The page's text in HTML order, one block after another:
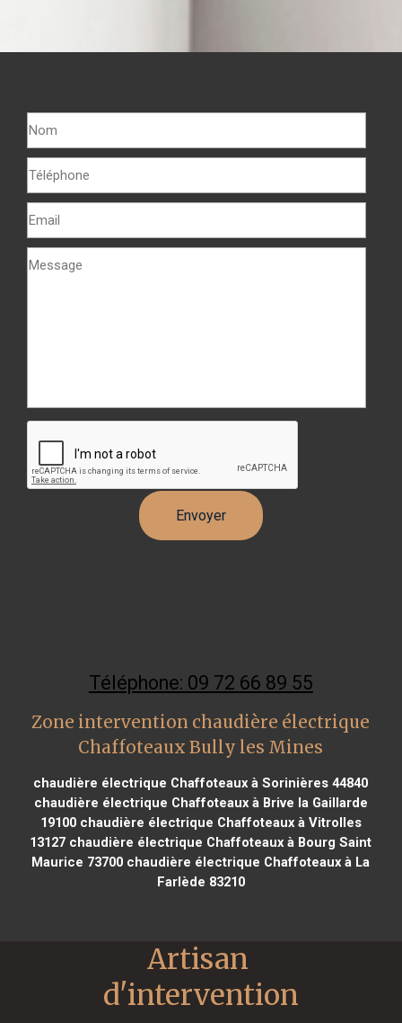
Téléphone: 09 72 66 89 55
Zone intervention chaudière électrique
Chaffoteaux Bully les Mines
chaudière électrique Chaffoteaux à Sorinières 44840
chaudière électrique Chaffoteaux à Brive la Gaillarde
19100chaudière électrique Chaffoteaux à Vitrolles
13127 chaudière électrique Chaffoteaux à Bourg Saint
Maurice 73700 chaudière électrique Chaffoteaux à La
Farlède 83210
Artisan
d'intervention